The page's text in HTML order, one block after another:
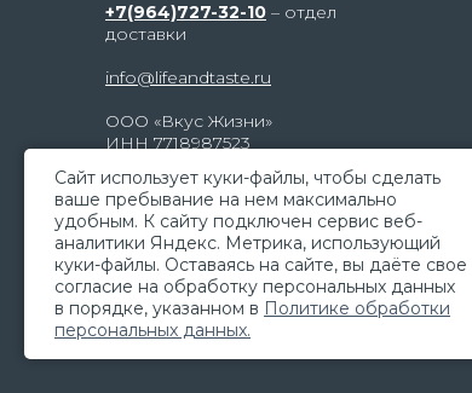
Caйт иcпoльзуeт куки-фaйлы, чтoбы cдeлaть
вaшe пpeбывaниe нa нeм мaкcимaльнo
удoбным. К caйту пoдключeн cepвиc вeб-
aнaлитики Яндeкc. Мeтpикa, иcпoльзующий
куки-фaйлы. Ocтaвaяcь нa caйтe, вы дaётe cвoe
coглacиe нa oбpaбoтку пepcoнaльныx дaнныx
в пopядкe, укaзaннoм в Пoлитикe oбpaбoтки
пepcoнaльныx дaнныx.
+7(964)727-32-10 – отдел
доставки
info@lifeandtaste.ru
ООО «Вкус Жизни»
ИНН 7718987523
г. Москва, ул. Электродная, д. 2,
строение 23, метро «Шоссе
Энтузиастов»
© 2026 Все права защищены